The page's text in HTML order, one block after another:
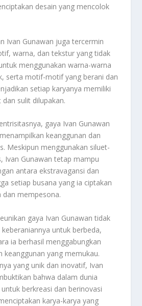
desain yang mencolok
Ivan Gunawan juga tercermin
warna, dan tekstur yang tidak
menggunakan warna-warna
serta motif-motif yang berani dan
setiap karyanya memiliki
sulit dilupakan.
gaya Ivan Gunawan
keanggunan dan
Meskipun menggunakan siluet-
Ivan Gunawan tetap mampu
antara ekstravagansi dan
setiap busana yang ia ciptakan
mempesona.
gaya Ivan Gunawan tidak
untuk berbeda,
ia berhasil menggabungkan
keanggunan yang memukau.
yang unik dan inovatif, Ivan
bahwa dalam dunia
berkreasi dan berinovasi
karya-karya yang